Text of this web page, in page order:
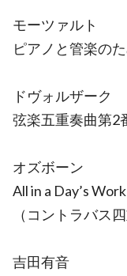
モーツァルト
ピアノと管楽の
ドヴォルザーク
弦楽五重奏曲第2
オズボーン
All in a Day’s Work
（コントラバス四
吉田有音